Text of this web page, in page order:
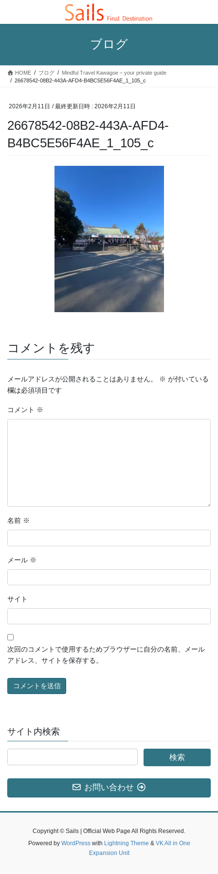
テ
ス
ゲ
ン
ブログ
HOME ブログ
Mindful Travel Kawagoe – your private guide
26678542-08B2-443A-AFD4-B4BC5E56F4AE_1_105_c
2026年2月11日 / 最終更新日時 : 2026年2月11日
26678542-08B2-443A-AFD4-
B4BC5E56F4AE_1_105_c
コメントを残す
メールアドレスが公開されることはありません。 ※ が付いている
欄は必須項目です
コメント ※
名前 ※
メール ※
サイト
次回のコメントで使用するためブラウザーに自分の名前、メール
アドレス、サイトを保存する。
サイト内検索
お問い合わせ
Copyright © Sails | Official Web Page All Rights Reserved.
Powered by WordPresswith Lightning Theme & VK All in One
Expansion Unit